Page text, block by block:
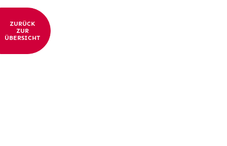
ZURÜCK
ZUR
ÜBERSICHT